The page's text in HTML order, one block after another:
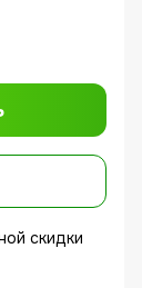
скидки